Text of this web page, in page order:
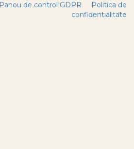
Panou de control GDPR
Politica de
confidentialitate